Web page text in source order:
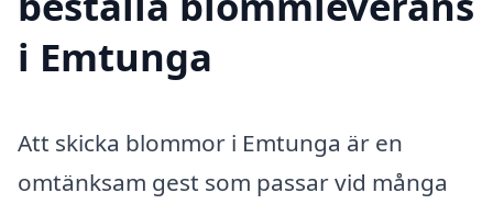
i Emtunga
Att skicka blommor i Emtunga är en
omtänksam gest som passar vid många